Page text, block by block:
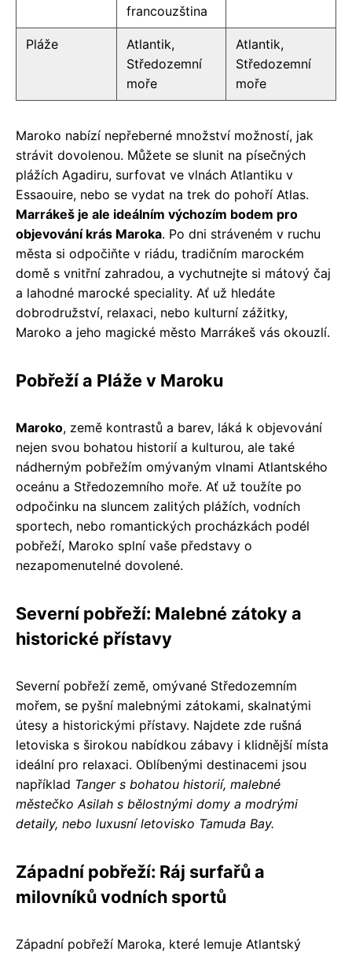
francouzština
Pláže
Atlantik,
Středozemní
moře
Atlantik,
Středozemní
moře
Maroko nabízí nepřeberné množství možností, jak
strávit dovolenou. Můžete se slunit na písečných
plážích Agadiru, surfovat ve vlnách Atlantiku v
Essaouire, nebo se vydat na trek do pohoří Atlas.
Marrákeš je ale ideálním výchozím bodem pro
objevování krás Maroka. Po dni stráveném v ruchu
města si odpočiňte v riádu, tradičním marockém
domě s vnitřní zahradou, a vychutnejte si mátový čaj
a lahodné marocké speciality. Ať už hledáte
dobrodružství, relaxaci, nebo kulturní zážitky,
Maroko a jeho magické město Marrákeš vás okouzlí.
Pobřeží a Pláže v Maroku
Maroko, země kontrastů a barev, láká k objevování
nejen svou bohatou historií a kulturou, ale také
nádherným pobřežím omývaným vlnami Atlantského
oceánu a Středozemního moře. Ať už toužíte po
odpočinku na sluncem zalitých plážích, vodních
sportech, nebo romantických procházkách podél
pobřeží, Maroko splní vaše představy o
nezapomenutelné dovolené.
Severní pobřeží: Malebné zátoky a
historické přístavy
Severní pobřeží země, omývané Středozemním
mořem, se pyšní malebnými zátokami, skalnatými
útesy a historickými přístavy. Najdete zde rušná
letoviska s širokou nabídkou zábavy i klidnější místa
ideální pro relaxaci. Oblíbenými destinacemi jsou
například Tanger s bohatou historií, malebné
městečko Asilah s bělostnými domy a modrými
detaily, nebo luxusní letovisko Tamuda Bay.
Západní pobřeží: Ráj surfařů a
milovníků vodních sportů
Západní pobřeží Maroka, které lemuje Atlantský